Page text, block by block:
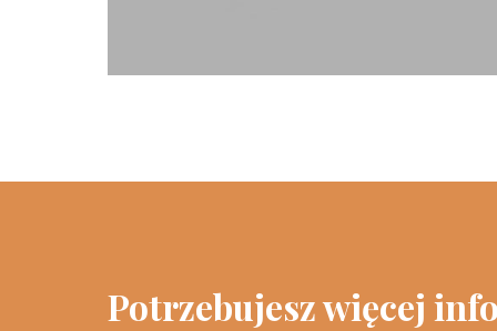
Potrzebujesz więcej